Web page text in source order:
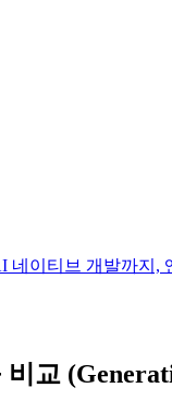
네이티브 개발까
교